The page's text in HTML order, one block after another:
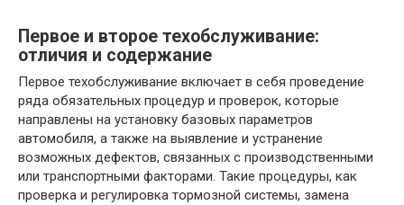
Первое и второе техобслуживание:
отличия и содержание
Первое техобслуживание включает в себя проведение
ряда обязательных процедур и проверок, которые
направлены на установку базовых параметров
автомобиля, а также на выявление и устранение
возможных дефектов, связанных с производственными
или транспортными факторами. Такие процедуры, как
проверка и регулировка тормозной системы, замена